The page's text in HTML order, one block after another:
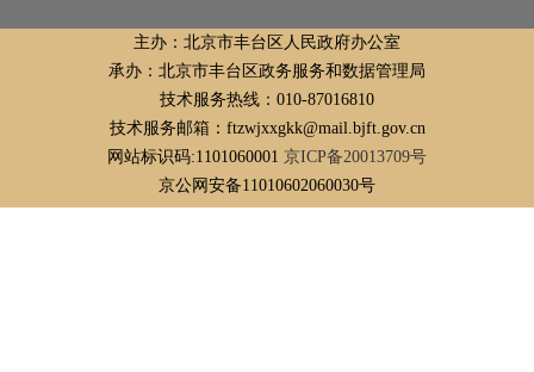
主办：北京市丰台区人民政府办公室
承办：北京市丰台区政务服务和数据管理局
技术服务热线：010-87016810
技术服务邮箱：ftzwjxxgkk@mail.bjft.gov.cn
网站标识码:1101060001 京ICP备20013709号
京公网安备11010602060030号